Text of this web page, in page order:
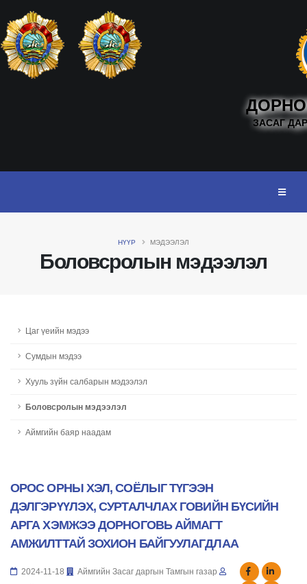
ЗАСАГ
Боловсролын мэдээлэл
НҮҮР МЭДЭЭЛЭЛ
Цаг үеийн мэдээ
Сумдын мэдээ
Хууль зүйн салбарын мэдээлэл
Боловсролын мэдээлэл
Аймгийн баяр наадам
ОРОС ОРНЫ ХЭЛ, СОЁЛЫГ ТҮГЭЭН
ДЭЛГЭРҮҮЛЭХ, СУРТАЛЧЛАХ ГОВИЙН БҮСИЙН
АРГА ХЭМЖЭЭ ДОРНОГОВЬ АЙМАГТ
АМЖИЛТТАЙ ЗОХИОН БАЙГУУЛАГДЛАА
2024-11-18
Аймгийн Засаг даргын Тамгын газар